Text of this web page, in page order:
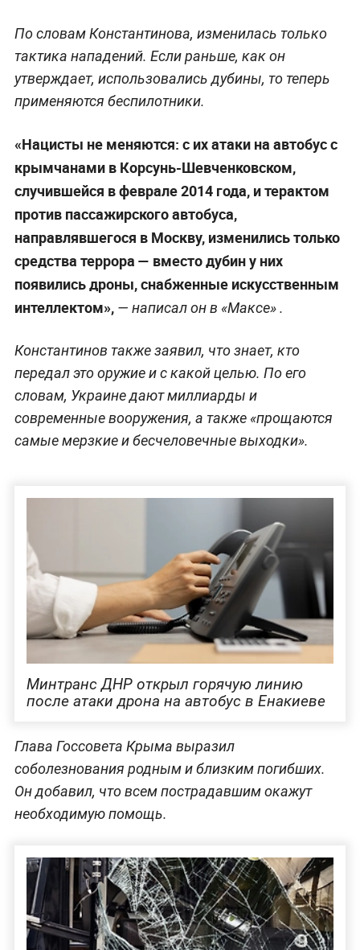
По словам Константинова, изменилась только
тактика нападений. Если раньше, как он
утверждает, использовались дубины, то теперь
применяются беспилотники.
«Нацисты не меняются: с их атаки на автобус с
крымчанами в Корсунь-Шевченковском,
случившейся в феврале 2014 года, и терактом
против пассажирского автобуса,
направлявшегося в Москву, изменились только
средства террора — вместо дубин у них
появились дроны, снабженные искусственным
интеллектом», — написал он в «Максе» .
Константинов также заявил, что знает, кто
передал это оружие и с какой целью. По его
словам, Украине дают миллиарды и
современные вооружения, а также «прощаются
самые мерзкие и бесчеловечные выходки».
Минтранс ДНР открыл горячую линию
после атаки дрона на автобус в Енакиеве
Глава Госсовета Крыма выразил
соболезнования родным и близким погибших.
Он добавил, что всем пострадавшим окажут
необходимую помощь.